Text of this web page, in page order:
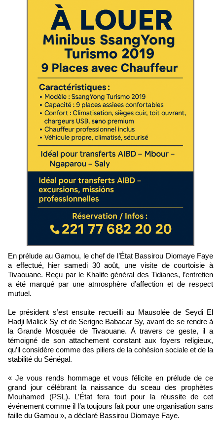
En prélude au Gamou, le chef de l’État Bassirou Diomaye Faye
a effectué, hier samedi 30 août, une visite de courtoisie à
Tivaouane. Reçu par le Khalife général des Tidianes, l’entretien
a été marqué par une atmosphère d’affection et de respect
mutuel.
Le président s’est ensuite recueilli au Mausolée de Seydi El
Hadji Malick Sy et de Serigne Babacar Sy, avant de se rendre à
la Grande Mosquée de Tivaouane. À travers ce geste, il a
témoigné de son attachement constant aux foyers religieux,
qu’il considère comme des piliers de la cohésion sociale et de la
stabilité du Sénégal.
« Je vous rends hommage et vous félicite en prélude de ce
grand jour célébrant la naissance du sceau des prophètes
Mouhamed (PSL). L’État fera tout pour la réussite de cet
événement comme il l’a toujours fait pour une organisation sans
faille du Gamou », a déclaré Bassirou Diomaye Faye.